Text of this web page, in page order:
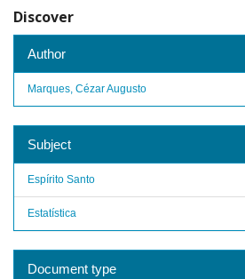
Discover
Author
Marques, Cézar Augusto
Subject
Espírito Santo
Estatística
Document type